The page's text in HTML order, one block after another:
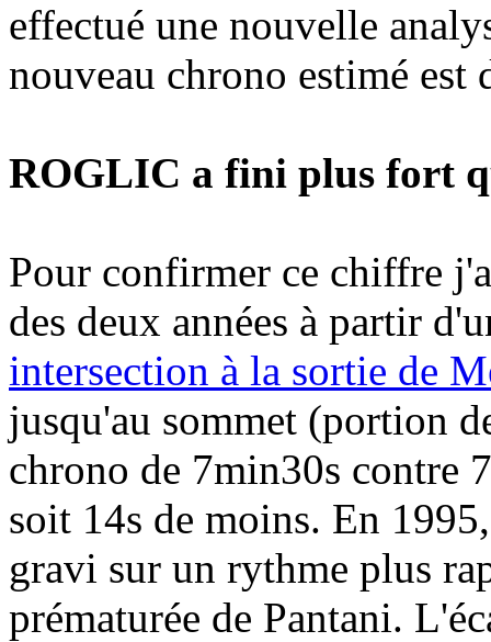
effectué une nouvelle
nouveau chrono estimé est
ROGLIC a fini plus fort
Pour confirmer ce chiffre
des deux années à partir
intersection à la sortie de
jusqu'au sommet (portion
chrono de 7min30s contre
soit 14s de moins. En
gravi sur un rythme plus
prématurée de Pantani.